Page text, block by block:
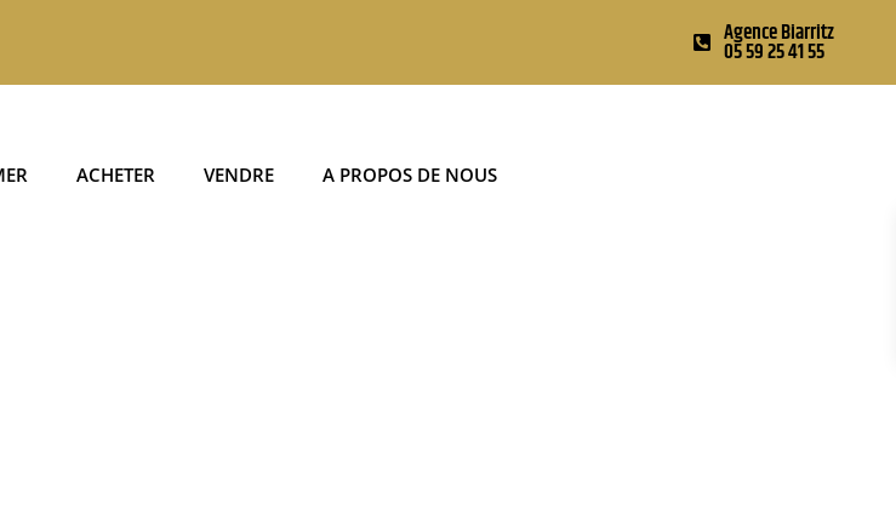
Agence Biarritz
05 59 25 41 55
ACHETER VENDRE A PROPOS DE NOUS